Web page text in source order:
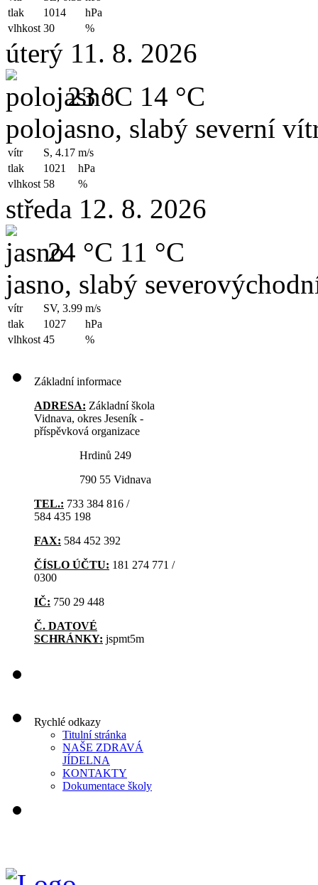
tlak
1014
hPa
vlhkost 30 %
úterý 11. 8. 2026
23 °C 14 °C
polojasno, slabý severní
vítr S, 4.17 m/s
tlak
1021
hPa
vlhkost 58 %
středa 12. 8. 2026
24 °C 11 °C
jasno, slabý
vítr SV, 3.99 m/s
tlak
1027
hPa
vlhkost 45 %
Základní informace
ADRESA: Základní škola
Vidnava, okres Jeseník -
příspěvková organizace
Hrdinů 249
790 55 Vidnava
TEL.: 733 384 816 /
584 435 198
FAX: 584 452 392
ČÍSLO ÚČTU: 181 274 771 /
0300
IČ: 750 29 448
Č. DATOVÉ
SCHRÁNKY: jspmt5m
Rychlé odkazy
Titulní stránka
NAŠE ZDRAVÁ
JÍDELNA
KONTAKTY
Dokumentace školy